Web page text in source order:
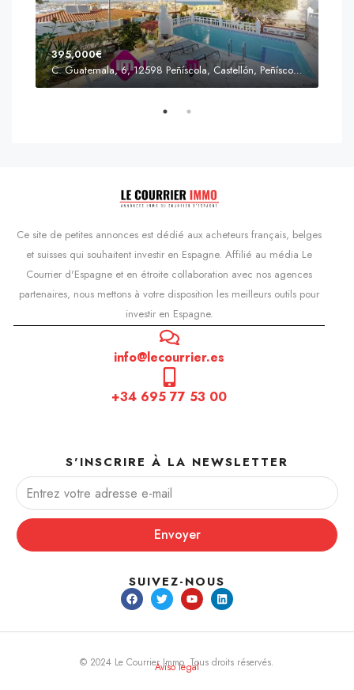
395,000€
C. Guatemala, 6, 12598 Peñíscola, Castellón, Peñíscola, Communauté valencienne
Ce site de petites annonces est dédié aux acheteurs français, belges
et suisses qui souhaitent investir en Espagne. Affilié au média Le
Courrier d'Espagne et en étroite collaboration avec nos agences
partenaires, nous mettons à votre disposition les meilleurs outils pour
investir en Espagne.
info@lecourrier.es
+34 695 77 53 00
S'INSCRIRE À LA NEWSLETTER
Envoyer
SUIVEZ-NOUS
© 2024 Le Courrier Immo. Tous droits réservés.
Aviso legal